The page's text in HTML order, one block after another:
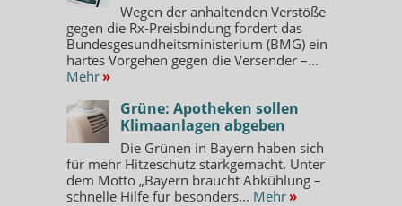
Wegen der anhaltenden Verstöße
gegen die Rx-Preisbindung fordert das
Bundesgesundheitsministerium (BMG) ein
hartes Vorgehen gegen die Versender –...
Mehr »
Grüne: Apotheken sollen
Klimaanlagen abgeben
Die Grünen in Bayern haben sich
für mehr Hitzeschutz starkgemacht. Unter
dem Motto „Bayern braucht Abkühlung –
schnelle Hilfe für besonders... Mehr »